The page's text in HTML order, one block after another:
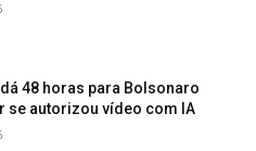
48 horas para Bolsonaro
se autorizou vídeo com IA